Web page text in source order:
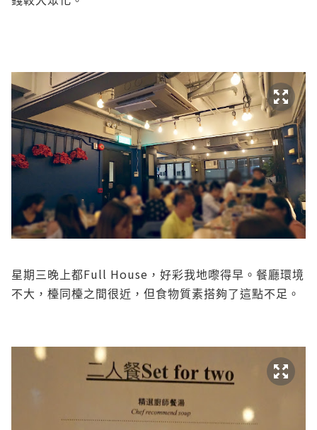
星期三晚上都Full House ，好彩我地嚟得早。餐廳環境
不大，檯同檯之間很近，但食物質素搭夠了這點不足。